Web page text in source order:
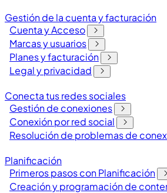
Gestión de la cuenta y facturación
Cuenta y Acceso
Marcas y usuarios
Planes y facturación
Legal y privacidad
Conecta tus redes sociales
Gestión de conexiones
Conexión por red social
Resolución de problemas de
Planificación
Primeros pasos con Planificación
Creación y programación de